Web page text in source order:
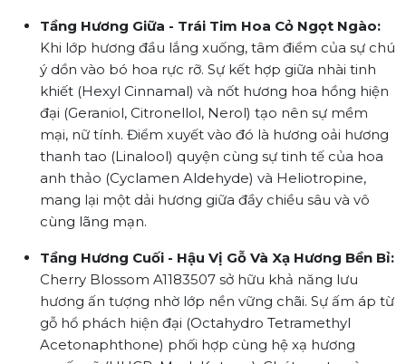
Tầng Hương Giữa - Trái Tim Hoa Cỏ Ngọt Ngào:
Khi lớp hương đầu lắng xuống, tâm điểm của sự chú
ý dồn vào bó hoa rực rỡ. Sự kết hợp giữa nhài tinh
khiết (Hexyl Cinnamal) và nốt hương hoa hồng hiện
đại (Geraniol, Citronellol, Nerol) tạo nên sự mềm
mại, nữ tính. Điểm xuyết vào đó là hương oải hương
thanh tao (Linalool) quyện cùng sự tinh tế của hoa
anh thảo (Cyclamen Aldehyde) và Heliotropine,
mang lại một dải hương giữa đầy chiều sâu và vô
cùng lãng mạn.
Tầng Hương Cuối - Hậu Vị Gỗ Và Xạ Hương Bền Bỉ:
Cherry Blossom A1183507 sở hữu khả năng lưu
hương ấn tượng nhờ lớp nền vững chãi. Sự ấm áp từ
gỗ hổ phách hiện đại (Octahydro Tetramethyl
Acetonaphthone) phối hợp cùng hệ xạ hương